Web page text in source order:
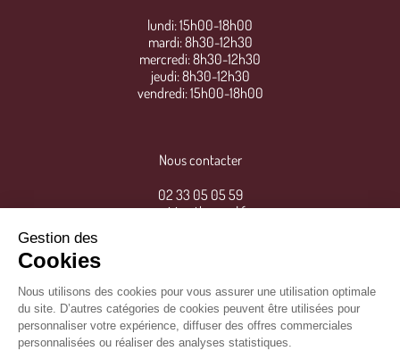
lundi: 15h00-18h00
mardi: 8h30-12h30
mercredi: 8h30-12h30
jeudi: 8h30-12h30
vendredi: 15h00-18h00
Nous contacter
02 33 05 05 59
mairie@thereval.fr
Gestion des
Cookies
Nous utilisons des cookies pour vous assurer une utilisation optimale
du site. D’autres catégories de cookies peuvent être utilisées pour
personnaliser votre expérience, diffuser des offres commerciales
personnalisées ou réaliser des analyses statistiques.